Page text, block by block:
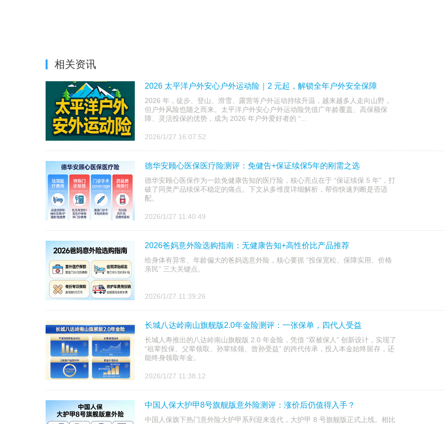
相关资讯
2026 太平洋户外安心户外运动险｜2 元起，解锁全年户外安全保障
2026 年，徒步、登山、滑雪、露营等户外运动持续升温，越来越多人走向山野，
但户外风险也随之而来。太平洋户外安心户外运动险凭借广年龄覆盖、高保额保
障、灵活投保的优势，成为 2026 年户外爱好者的 “...
2026/1/27 16:07:52
德华安顾心医保医疗险测评：免健告+保证续保5年的刚需之选
德华安顾心医保作为一款免健康告知的医疗险，核心亮点在于 “保证续保 5 年”，打
破了同类产品续保不稳定的痛点。下文从多维度详细解析，帮你快速判断是否适
配。
2026/1/27 11:40:49
2026爸妈意外险选购指南：无健康告知+高性价比产品推荐
给身体有异常、年龄偏大的爸妈选意外险，核心要抓 “投保宽松、保障实用、价格
亲民” 三大关键点。
2026/1/27 11:39:26
长城八达岭南山旗舰版2.0年金险测评：一张保单，四代人受益
长城人寿推出的八达岭南山旗舰版 2.0 年金险，凭借 “双被保人” 创新设计，实现了
“祖辈投保、父辈领取、孙辈续领、曾孙受益” 的跨代传承，投入本金始终留存，还
能终身领取年金。
2026/1/27 11:38:12
中国人保大护甲8号旗舰版意外险测评：涨价后仍值得入手？
中国人保旗下热门意外险大护甲系列迎来迭代，大护甲 8 号旗舰版正式上线。相比